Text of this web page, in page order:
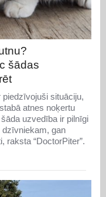
šādas
situāciju,
atnes noķertu
uzvedība ir pilnīgi
gan
raksta “DoctorPiter”.